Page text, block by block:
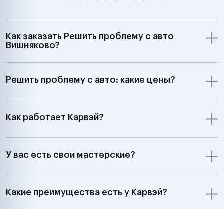
Как заказать Решить проблему с авто
Вишняково?
Решить проблему с авто: какие цены?
Как работает Карвэй?
У вас есть свои мастерские?
Какие преимущества есть у Карвэй?